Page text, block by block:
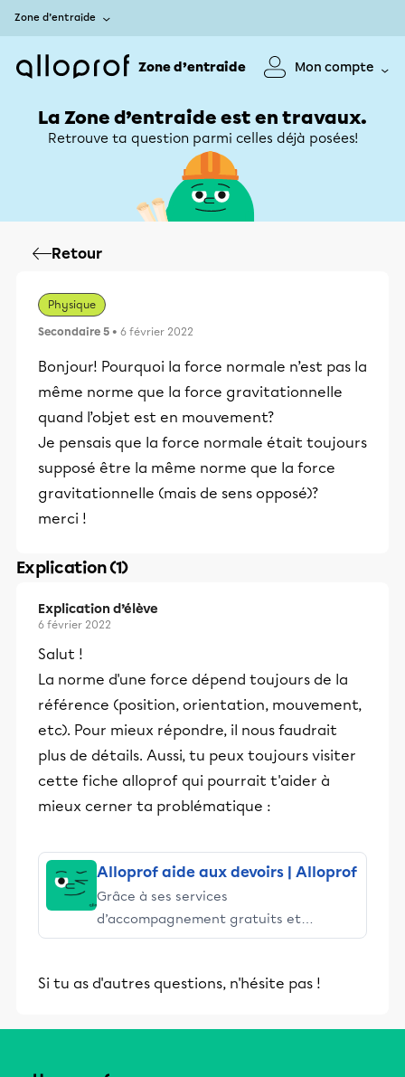
Zone d’entraide
Zone d’entraide Mon compte
La Zone d’entraide est en travaux.
Retrouve ta question parmi celles déjà posées!
Retour
Physique
Secondaire 5 • 6 février 2022
Bonjour! Pourquoi la force normale n’est pas la
même norme que la force gravitationnelle
quand l’objet est en mouvement?
Je pensais que la force normale était toujours
supposé être la même norme que la force
gravitationnelle (mais de sens opposé)?
merci !
Explication (1)
Explication d’élève
6 février 2022
Salut !
La norme d'une force dépend toujours de la
référence (position, orientation, mouvement,
etc). Pour mieux répondre, il nous faudrait
plus de détails. Aussi, tu peux toujours visiter
cette fiche alloprof qui pourrait t'aider à
mieux cerner ta problématique :
Alloprof aide aux devoirs | Alloprof
Grâce à ses services
d’accompagnement gratuits et
stimulants, Alloprof engage les élèves
éducative.
Si tu as d'autres questions, n'hésite pas !